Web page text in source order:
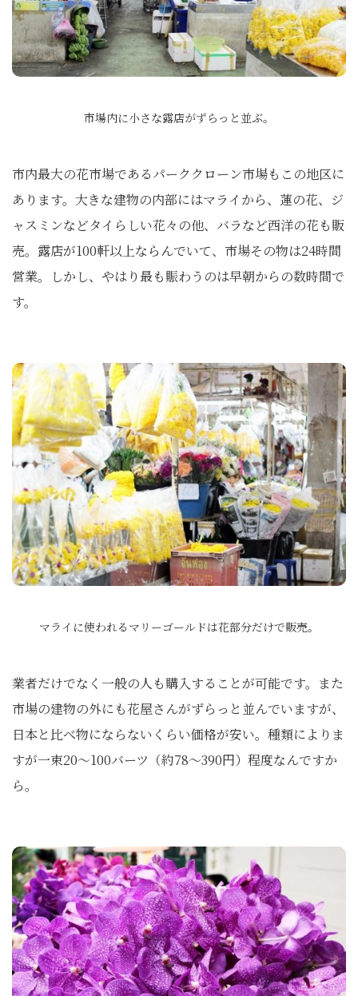
市場内に小さな露店がずらっと並ぶ。
市内最大の花市場であるパーククローン市場もこの地区に
あります。大きな建物の内部にはマライから、蓮の花、ジ
ャスミンなどタイらしい花々の他、バラなど西洋の花も販
売。露店が100軒以上ならんでいて、市場その物は24時間
営業。しかし、やはり最も賑わうのは早朝からの数時間で
す。
マライに使われるマリーゴールドは花部分だけで販売。
業者だけでなく一般の人も購入することが可能です。また
市場の建物の外にも花屋さんがずらっと並んでいますが、
日本と比べ物にならないくらい価格が安い。種類によりま
すが一束20～100バーツ（約78～390円）程度なんですか
ら。